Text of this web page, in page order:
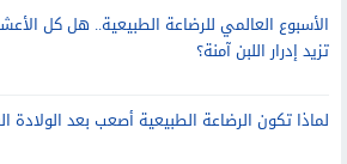
الأسبوع العالمي للرضاعة الطبيعية.. هل كل
تزيد إدرار اللبن آمنة؟
لماذا تكون الرضاعة الطبيعية أصعب بعد الولادة